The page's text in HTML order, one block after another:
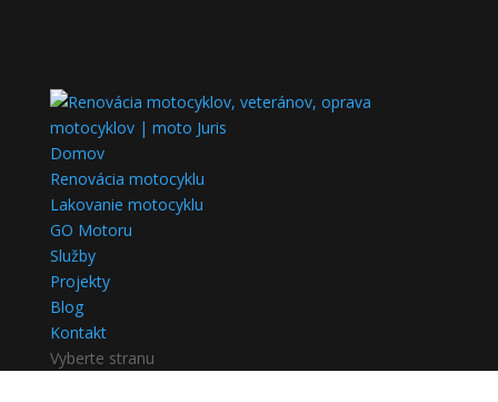
Domov
Renovácia motocyklu
Lakovanie motocyklu
GO Motoru
Služby
Projekty
Blog
Kontakt
Vyberte stranu